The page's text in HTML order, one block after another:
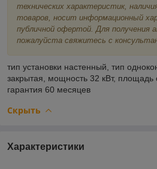
технических характеристик,
товаров, носит информационный
публичной офертой. Для получения
пожалуйста свяжитесь с
тип установки настенный, тип
закрытая, мощность 32 кВт, площадь
гарантия 60 месяцев
Скрыть
Характеристики